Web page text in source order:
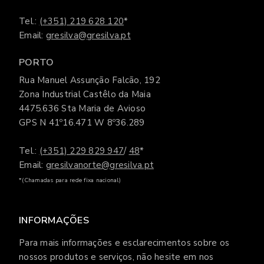
Tel.: (+351) 219 628 120*
Email: gresilva@gresilva.pt
PORTO
Rua Manuel Assunção Falcão, 192
Zona Industrial Castêlo da Maia
4475.636 Sta Maria de Avioso
GPS N 41º16.471 W 8º36.289
Tel.: (+351) 229 829 947/ 48*
Email: gresilvanorte@gresilva.pt
*(Chamadas para rede fixa nacional)
INFORMAÇÕES
Para mais informações e esclarecimentos sobre os
nossos produtos e serviços, não hesite em nos